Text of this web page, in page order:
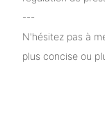
---
N'hésitez pas à
plus concise ou